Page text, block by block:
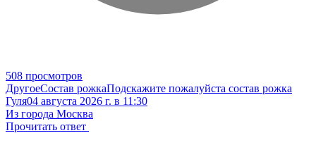
508 просмотров
ДругоеСостав рожкаПодскажите пожалуйста состав рожка
Гуля04 августа 2026 г. в 11:30
Из города Москва
Прочитать ответ